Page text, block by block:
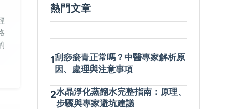
熱門文章
1刮痧瘀青正常嗎？中醫專家解析原
因、處理與注意事項
2水晶淨化蒸餾水完整指南：原理、
步驟與專家避坑建議